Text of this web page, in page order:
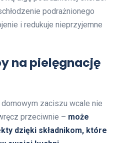
podrażnionego
i redukuje nieprzyjemne
na pielęgnację
zaciszu wcale nie
przeciwnie – może
dzięki składnikom, które